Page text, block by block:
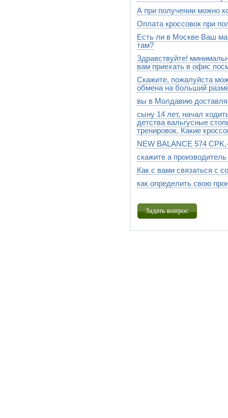
v5 черные с серым
В наличии есть 573-5056,
А при получении можно
Можно,после 11 января
Оплата кроссовок при
в декабре,перед новым
Есть ли в Москве Ваш
там?
Да, приезжайте к нам в
"Маркос-молл",м-н
Здравствуйте!
вам приехать в офис
Добрый день! Оптом
магазин и обсудить
тел.8(925)510 94 68 и
Скажите, пожалуйста
обмена на больший
Конечно можно, высылайте
вы в Молдавию
Добрый день.Мы можем
предоплате за заказанный
сыну 14 лет, начал
детства вальгусные
тренировок. Какие
Здравствуйте.Самый
http://stylesport.ru/catalog/
NEW BALANCE 574
Эти кроссовки
скажите а
New Balanca - американская
UK либо в USA. Какая
Как с вами связаться с
добрый вечер.Нам можно
на сайте задавать
как определить свою
тестом. Подробнее Вы
Задать вопрос